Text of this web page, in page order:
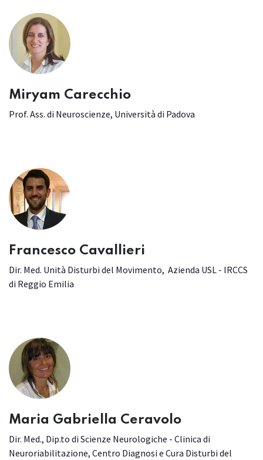
Miryam Carecchio
Prof. Ass. di Neuroscienze, Università di Padova
Francesco Cavallieri
Dir. Med. Unità Disturbi del Movimento, Azienda USL - IRCCS
di Reggio Emilia
Maria Gabriella Ceravolo
Dir. Med., Dip.to di Scienze Neurologiche - Clinica di
Neuroriabilitazione, Centro Diagnosi e Cura Disturbi del